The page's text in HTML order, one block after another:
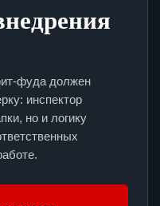
фуда должен
инспектор
но и логику